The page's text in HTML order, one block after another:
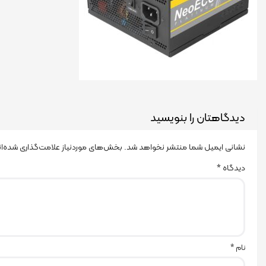
دیدگاهتان را بنویسید
نشانی ایمیل شما منتشر نخواهد شد. بخش‌های موردنیاز علامت‌گذاری
دیدگاه*
نام *